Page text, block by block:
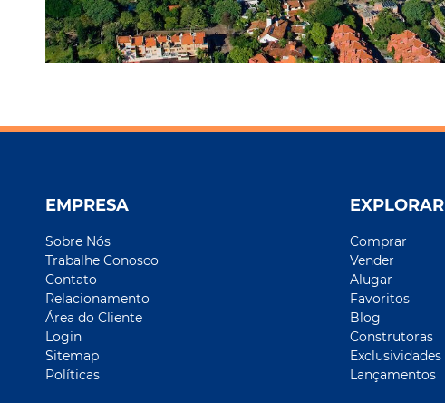
EMPRESA
Sobre Nós
Trabalhe Conosco
Contato
Relacionamento
Área do Cliente
Login
Sitemap
Políticas
EXPLORAR
Comprar
Vender
Alugar
Favoritos
Blog
Construtoras
Exclusividades
Lançamentos